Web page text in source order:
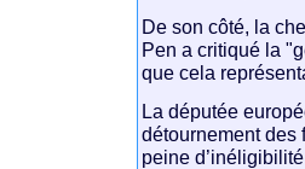
De son côté, la
Pen a critiqué la
que cela
La députée
détournement des
peine